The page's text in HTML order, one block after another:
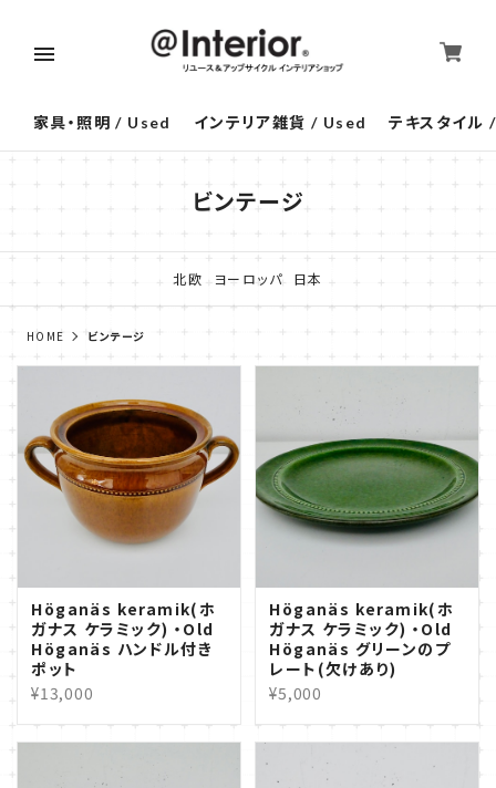
家具・照明 / Used インテリア雑貨 / Used テキスタイル
ビンテージ
北欧 ヨーロッパ 日本
HOME ビンテージ
Höganäs keramik(ホ
ガナス ケラミック) ・Old
Höganäs ハンドル付き
ポット
¥13,000
Höganäs keramik(ホ
ガナス ケラミック) ・Old
Höganäs グリーンのプ
レート(欠けあり)
¥5,000